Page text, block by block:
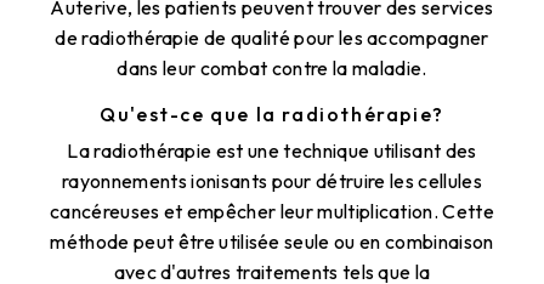
Auterive, les patients peuvent trouver des services
de radiothérapie de qualité pour les accompagner
dans leur combat contre la maladie.
Qu'est-ce que la radiothérapie?
La radiothérapie est une technique utilisant des
rayonnements ionisants pour détruire les cellules
cancéreuses et empêcher leur multiplication. Cette
méthode peut être utilisée seule ou en combinaison
avec d'autres traitements tels que la